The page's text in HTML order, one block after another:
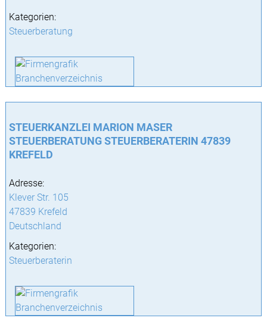
Kategorien:
Steuerberatung
STEUERKANZLEI MARION MASER
STEUERBERATUNG STEUERBERATERIN 47839
KREFELD
Adresse:
Klever Str. 105
47839 Krefeld
Deutschland
Kategorien:
Steuerberaterin